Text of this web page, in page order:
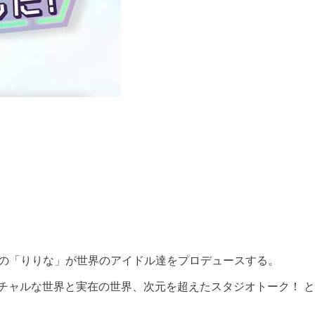
りりな」が世界のアイドル達をプロデュースする。
ルな世界と実在の世界、次元を超えたスタジオトーク！ と